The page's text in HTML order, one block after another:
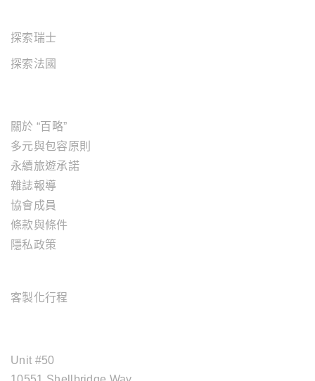
探索瑞士
探索法國
關於 “百略”
多元與包容原則
永續旅遊承諾
雜誌報導
協會成員
條款與條件
隱私政策
客製化行程
Unit #50